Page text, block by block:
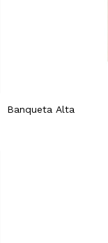
Banqueta Alta